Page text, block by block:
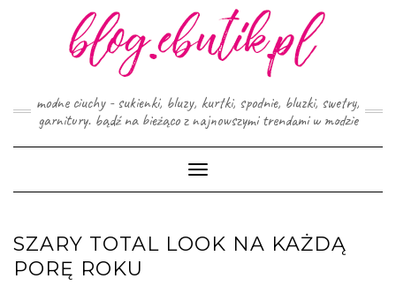
modne ciuchy - sukienki, bluzy, kurtki, spodnie, bluzki, swetry,
garnitury. bądź na bieżąco z najnowszymi trendami w modzie
Toggle
Navigation
SZARY TOTAL LOOK NA KAŻDĄ
PORĘ ROKU